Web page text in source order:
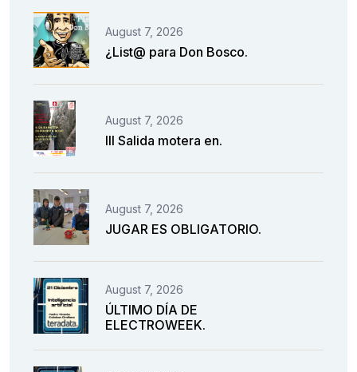
August 7, 2026
¿List@ para Don Bosco.
August 7, 2026
III Salida motera en.
August 7, 2026
JUGAR ES OBLIGATORIO.
August 7, 2026
ÚLTIMO DÍA DE
ELECTROWEEK.